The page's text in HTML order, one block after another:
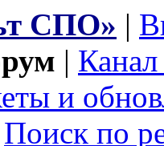
СПО» |
|
и
Поиск по